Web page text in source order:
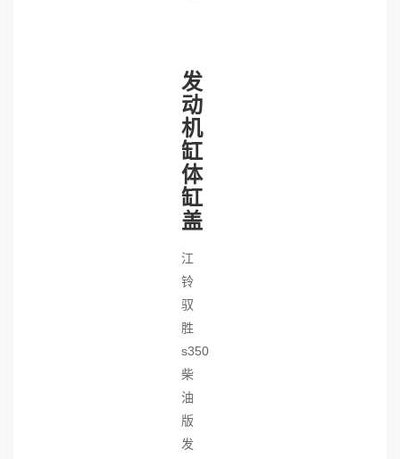
发
动
机
缸
体
缸
盖
江
铃
驭
胜
s350
柴
油
版
发